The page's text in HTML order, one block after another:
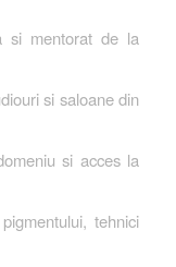
si mentorat de la
si saloane din
si acces la
tehnici